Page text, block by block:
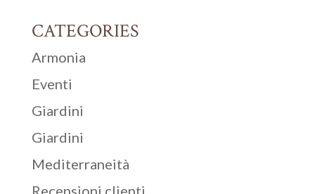
CATEGORIES
Armonia
Eventi
Giardini
Giardini
Mediterraneità
Recensioni clienti